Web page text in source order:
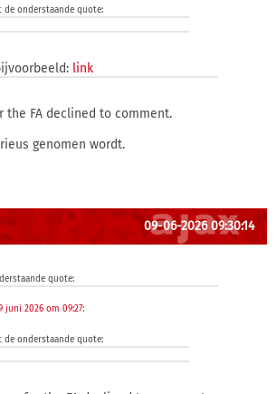
onderstaande quote:
link
the FA declined to comment.
genomen wordt.
09-06-2026 09:30:14
quote:
juni 2026 om 09:27:
onderstaande quote: